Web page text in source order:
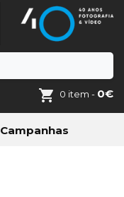
0 item - 0€
Campanhas